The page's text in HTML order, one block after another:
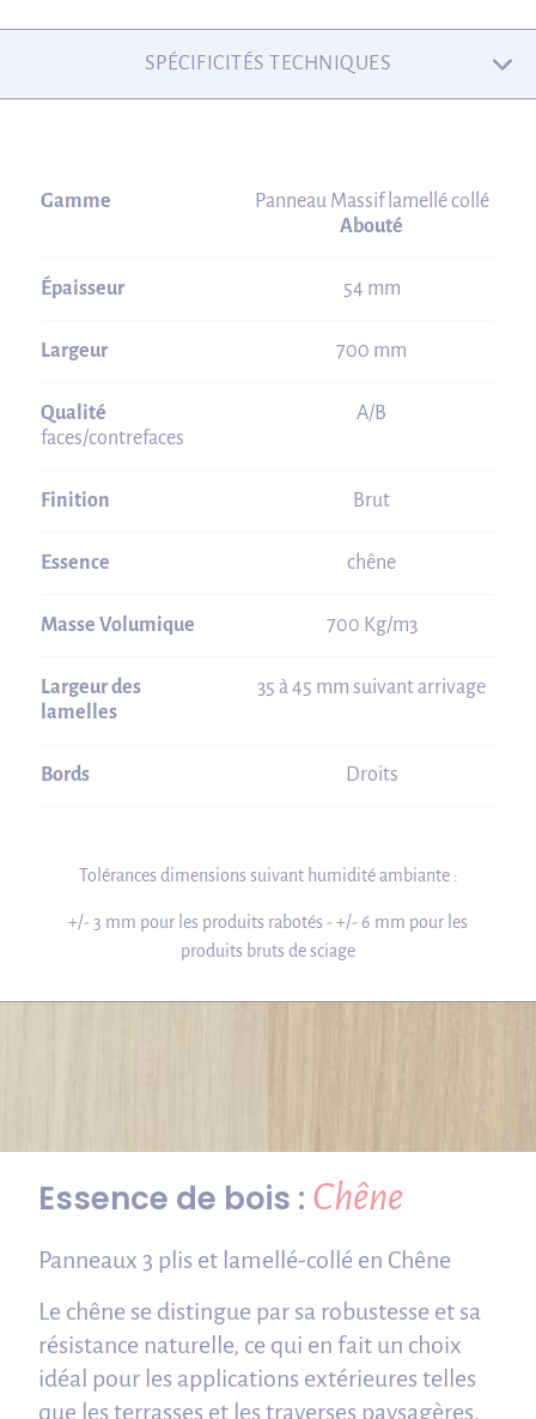
SPÉCIFICITÉS TECHNIQUES
Gamme
Panneau Massif lamellé collé
Abouté
Épaisseur 54 mm
Largeur 700 mm
Qualité
faces/contrefaces
A/B
Finition Brut
Essence chêne
Masse Volumique 700 Kg/m3
Largeur des
lamelles
35 à 45 mm suivant arrivage
Bords Droits
Tolérances dimensions suivant humidité ambiante :
+/- 3 mm pour les produits rabotés - +/- 6 mm pour les
produits bruts de sciage
Essence de bois : Chêne
Panneaux 3 plis et lamellé-collé en Chêne
Le chêne se distingue par sa robustesse et sa
résistance naturelle, ce qui en fait un choix
idéal pour les applications extérieures telles
que les terrasses et les traverses paysagères.